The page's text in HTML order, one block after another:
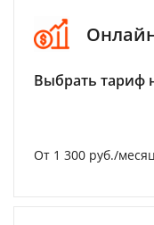
Выбрать тариф
От 1 300 руб./